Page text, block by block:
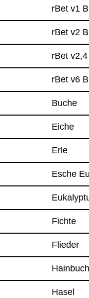
rBet v1
rBet v2
rBet
rBet v6
Buche
Eiche
Erle
Esche
Fichte
Flie­der
Hasel